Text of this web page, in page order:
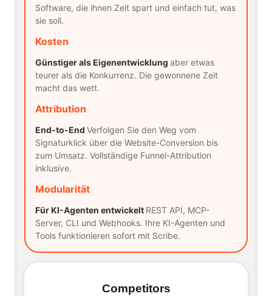
Software, die ihnen Zeit spart und einfach tut, was
sie soll.
Kosten
Günstiger als Eigenentwicklung aber etwas
teurer als die Konkurrenz. Die gewonnene Zeit
macht das wett.
Attribution
End-to-End Verfolgen Sie den Weg vom
Signaturklick über die Website-Conversion bis
zum Umsatz. Vollständige Funnel-Attribution
inklusive.
Modularität
Für KI-Agenten entwickelt REST API, MCP-
Server, CLI und Webhooks. Ihre KI-Agenten und
Tools funktionieren sofort mit Scribe.
Competitors